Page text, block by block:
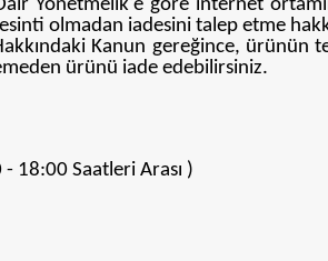
Yönetmelik'e göre internet
olmadan iadesini talep etme
Kanun gereğince, ürünün
ürünü iade edebilirsiniz.
Saatleri Arası )